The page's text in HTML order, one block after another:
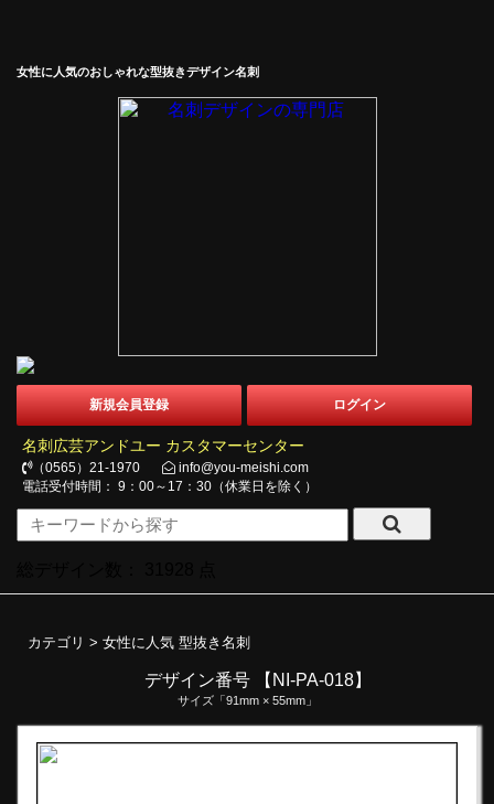
女性に人気のおしゃれな型抜きデザイン名刺
新規会員登録 ログイン
名刺広芸アンドユー カスタマーセンター
（0565）21-1970
info@you-meishi.com
電話受付時間： 9：00～17：30（休業日を除く）
カテゴリ > 女性に人気 型抜き名刺
デザイン番号 【NI-PA-018】
サイズ「91mm × 55mm」